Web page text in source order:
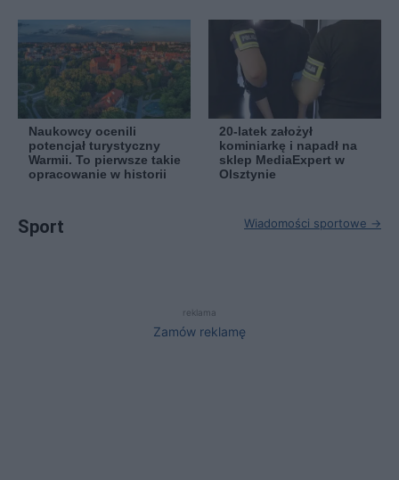
Naukowcy ocenili
potencjał turystyczny
Warmii. To pierwsze takie
opracowanie w historii
20-latek założył
kominiarkę i napadł na
sklep MediaExpert w
Olsztynie
Sport Wiadomości sportowe →
reklama
Zamów reklamę